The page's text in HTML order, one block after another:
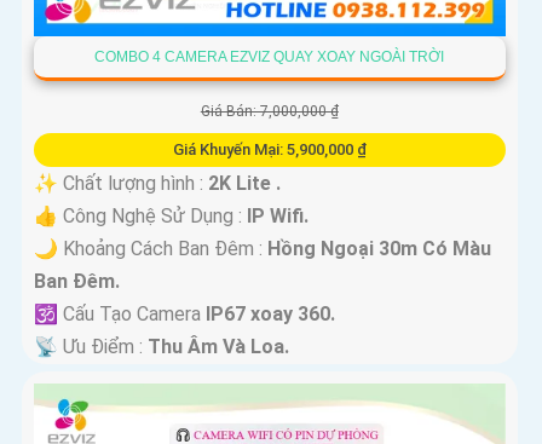
COMBO 4 CAMERA EZVIZ QUAY XOAY NGOÀI TRỜI
Giá Bán: 7,000,000 ₫
Giá Khuyến Mại: 5,900,000 ₫
✨ Chất lượng hình : 2K Lite .
👍 Công Nghệ Sử Dụng : IP Wifi.
🌙 Khoảng Cách Ban Đêm : Hồng Ngoại 30m Có Màu
Ban Ðêm.
🕉️ Cấu Tạo Camera IP67 xoay 360.
️📡 Ưu Điểm : Thu Âm Và Loa.